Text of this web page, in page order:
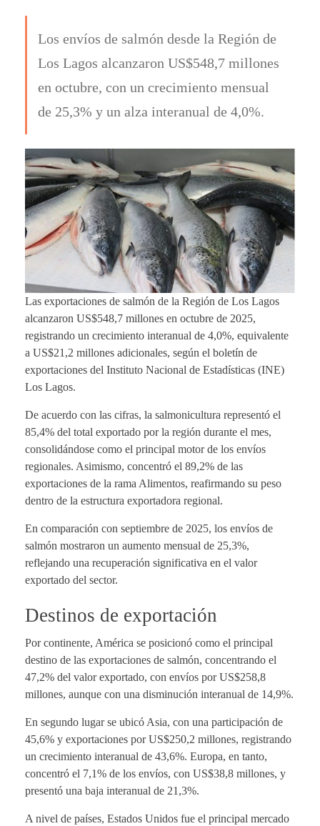
Los envíos de salmón desde la Región de
Los Lagos alcanzaron US$548,7 millones
en octubre, con un crecimiento mensual
de 25,3% y un alza interanual de 4,0%.
Las exportaciones de salmón de la Región de Los Lagos
alcanzaron US$548,7 millones en octubre de 2025,
registrando un crecimiento interanual de 4,0%, equivalente
a US$21,2 millones adicionales, según el boletín de
exportaciones del Instituto Nacional de Estadísticas (INE)
Los Lagos.
De acuerdo con las cifras, la salmonicultura representó el
85,4% del total exportado por la región durante el mes,
consolidándose como el principal motor de los envíos
regionales. Asimismo, concentró el 89,2% de las
exportaciones de la rama Alimentos, reafirmando su peso
dentro de la estructura exportadora regional.
En comparación con septiembre de 2025, los envíos de
salmón mostraron un aumento mensual de 25,3%,
reflejando una recuperación significativa en el valor
exportado del sector.
Destinos de exportación
Por continente, América se posicionó como el principal
destino de las exportaciones de salmón, concentrando el
47,2% del valor exportado, con envíos por US$258,8
millones, aunque con una disminución interanual de 14,9%.
En segundo lugar se ubicó Asia, con una participación de
45,6% y exportaciones por US$250,2 millones, registrando
un crecimiento interanual de 43,6%. Europa, en tanto,
concentró el 7,1% de los envíos, con US$38,8 millones, y
presentó una baja interanual de 21,3%.
A nivel de países, Estados Unidos fue el principal mercado